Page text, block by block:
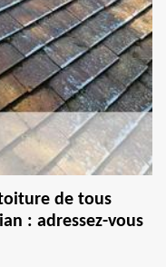
de tous
: adressez-vous